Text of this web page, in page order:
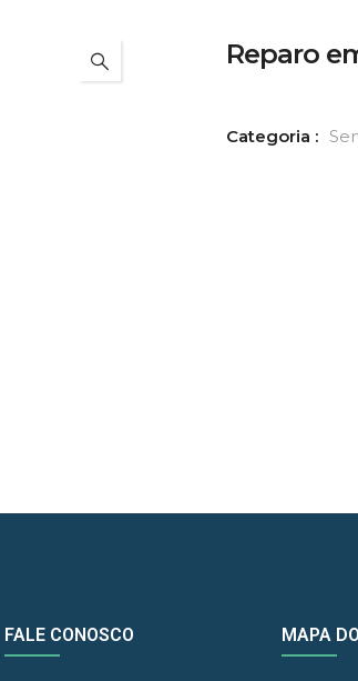
Reparo
Categoria :
FALE CONOSCO MAPA